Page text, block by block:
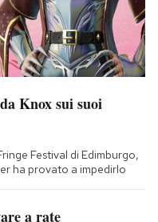
Knox sui suoi
Festival di Edimburgo,
ha provato a impedirlo
a rate